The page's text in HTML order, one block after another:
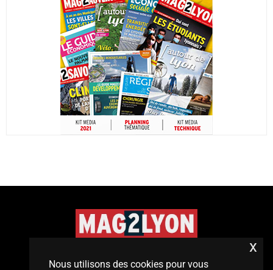
Nous utilisons des cookies pour vous
x